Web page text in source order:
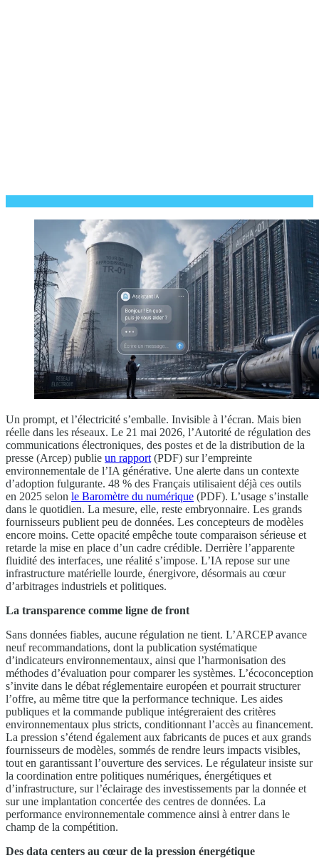
Un prompt, et l’électricité s’emballe. Invisible à l’écran. Mais bien
réelle dans les réseaux. Le 21 mai 2026, l’Autorité de régulation des
communications électroniques, des postes et de la distribution de la
presse (Arcep) publie un rapport (PDF) sur l’empreinte
environnementale de l’IA générative. Une alerte dans un contexte
d’adoption fulgurante. 48 % des Français utilisaient déjà ces outils
en 2025 selon le Baromètre du numérique (PDF). L’usage s’installe
dans le quotidien. La mesure, elle, reste embryonnaire. Les grands
fournisseurs publient peu de données. Les concepteurs de modèles
encore moins. Cette opacité empêche toute comparaison sérieuse et
retarde la mise en place d’un cadre crédible. Derrière l’apparente
fluidité des interfaces, une réalité s’impose. L’IA repose sur une
infrastructure matérielle lourde, énergivore, désormais au cœur
d’arbitrages industriels et politiques.
La transparence comme ligne de front
Sans données fiables, aucune régulation ne tient. L’ARCEP avance
neuf recommandations, dont la publication systématique
d’indicateurs environnementaux, ainsi que l’harmonisation des
méthodes d’évaluation pour comparer les systèmes. L’écoconception
s’invite dans le débat réglementaire européen et pourrait structurer
l’offre, au même titre que la performance technique. Les aides
publiques et la commande publique intégreraient des critères
environnementaux plus stricts, conditionnant l’accès au financement.
La pression s’étend également aux fabricants de puces et aux grands
fournisseurs de modèles, sommés de rendre leurs impacts visibles,
tout en garantissant l’ouverture des services. Le régulateur insiste sur
la coordination entre politiques numériques, énergétiques et
d’infrastructure, sur l’éclairage des investissements par la donnée et
sur une implantation concertée des centres de données. La
performance environnementale commence ainsi à entrer dans le
champ de la compétition.
Des data centers au cœur de la pression énergétique